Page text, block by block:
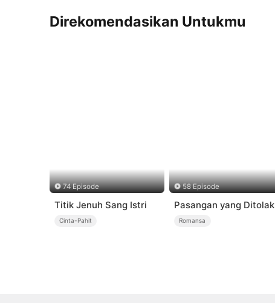
Direkomendasikan Untukmu
74 Episode
Titik Jenuh Sang Istri
Cinta-Pahit
58 Episode
Pasangan yang Ditolak
Romansa